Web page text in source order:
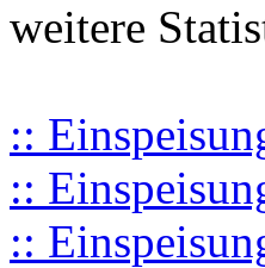
weitere
::
::
::